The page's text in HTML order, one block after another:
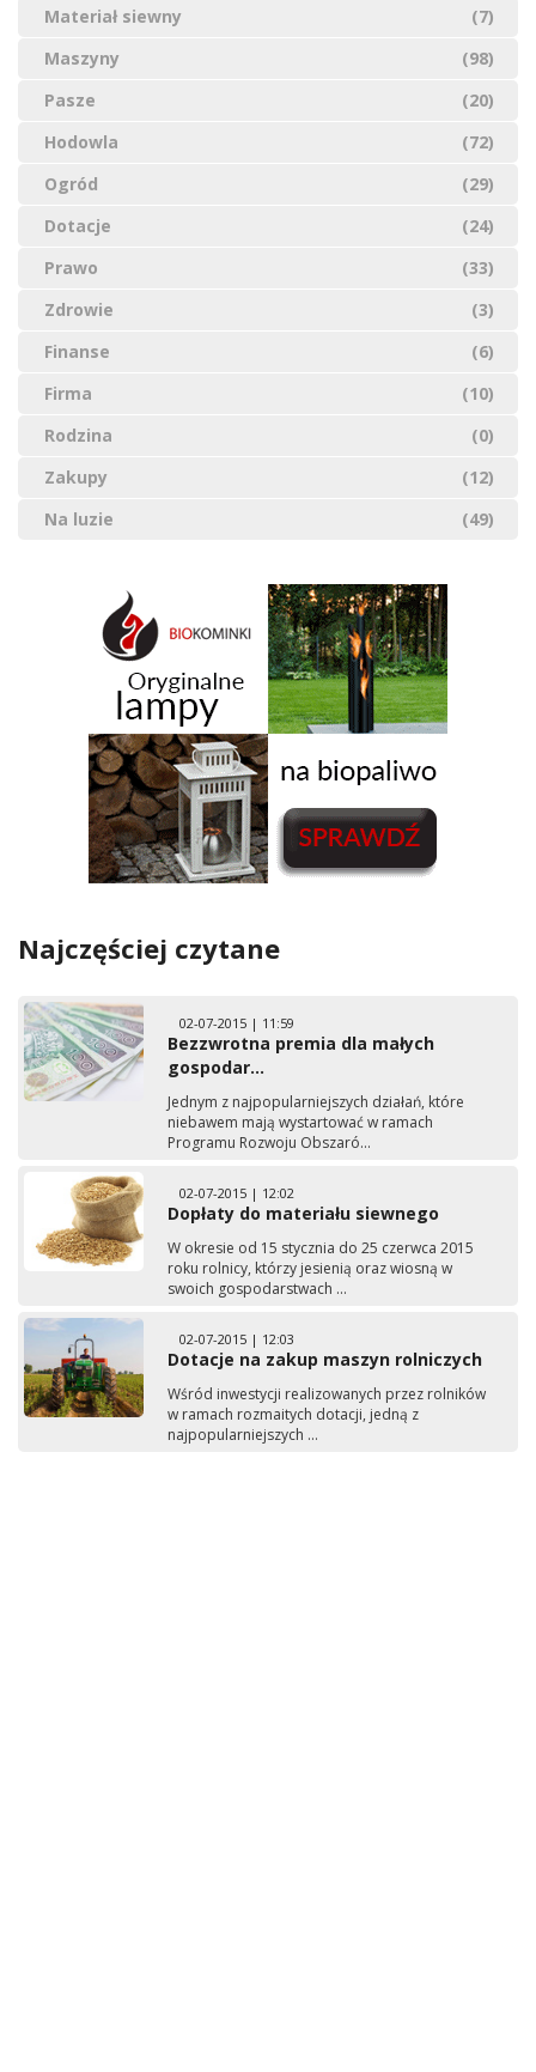
Materiał siewny
(7)
Maszyny
(98)
Pasze
(20)
Hodowla
(72)
Ogród
(29)
Dotacje
(24)
Prawo
(33)
Zdrowie
(3)
Finanse
(6)
Firma
(10)
Rodzina
(0)
Zakupy
(12)
Na luzie
(49)
Najczęściej czytane
02-07-2015 | 11:59
Bezzwrotna premia dla małych
gospodar...
Jednym z najpopularniejszych działań, które
niebawem mają wystartować w ramach
Programu Rozwoju Obszaró...
02-07-2015 | 12:02
Dopłaty do materiału siewnego
W okresie od 15 stycznia do 25 czerwca 2015
roku rolnicy, którzy jesienią oraz wiosną w
swoich gospodarstwach ...
02-07-2015 | 12:03
Dotacje na zakup maszyn rolniczych
Wśród inwestycji realizowanych przez rolników
w ramach rozmaitych dotacji, jedną z
najpopularniejszych ...